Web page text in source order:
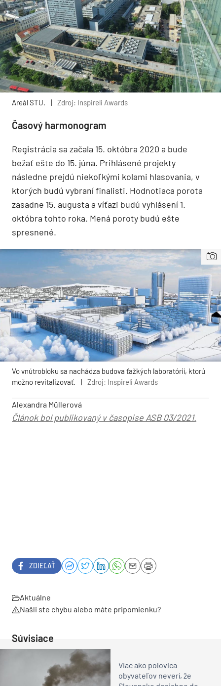
Areál STU. Zdroj: Inspireli Awards
Časový harmonogram
Registrácia sa začala 15. októbra 2020 a bude
bežať ešte do 15. júna. Prihlásené projekty
následne prejdú niekoľkými kolami hlasovania, v
ktorých budú vybraní finalisti. Hodnotiaca porota
zasadne 15. augusta a víťazi budú vyhlásení 1.
októbra tohto roka. Mená poroty budú ešte
spresnené.
Vo vnútrobloku sa nachádza budova ťažkých laboratórií, ktorú
možno revitalizovať.
| Zdroj: Inspireli Awards
Alexandra Müllerová
Článok bol publikovaný v časopise ASB 03/2021.
ZDIEĽAŤ
Aktuálne
Našli ste chybu alebo máte pripomienku?
Súvisiace
Viac ako polovica
obyvateľov neverí, že